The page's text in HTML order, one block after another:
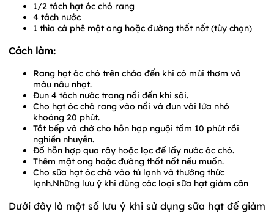
1/2 tách hạt óc chó rang
4 tách nước
1 thìa cà phê mật ong hoặc đường thốt nốt (tùy chọn)
Cách làm:
Rang hạt óc chó trên chảo đến khi có mùi thơm và
màu nâu nhạt.
Đun 4 tách nước trong nồi đến khi sôi.
Cho hạt óc chó rang vào nồi và đun với lửa nhỏ
khoảng 20 phút.
Tắt bếp và chờ cho hỗn hợp nguội tầm 10 phút rồi
nghiền nhuyễn.
Đổ hỗn hợp qua rây hoặc lọc để lấy nước óc chó.
Thêm mật ong hoặc đường thốt nốt nếu muốn.
Cho sữa hạt óc chó vào tủ lạnh và thưởng thức
lạnh.Những lưu ý khi dùng các loại sữa hạt giảm cân
Dưới đây là một số lưu ý khi sử dụng sữa hạt để giảm